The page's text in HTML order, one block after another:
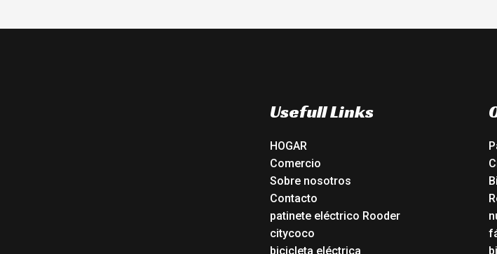
Usefull Links
HOGAR
Comercio
Sobre nosotros
Contacto
patinete eléctrico Rooder
citycoco
bicicleta eléctrica